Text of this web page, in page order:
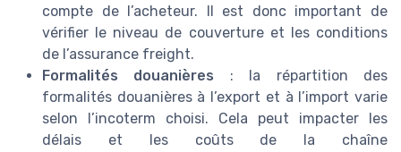
compte de l’acheteur. Il est donc important de
vérifier le niveau de couverture et les conditions
de l’assurance freight.
Formalités douanières : la répartition des
formalités douanières à l’export et à l’import varie
selon l’incoterm choisi. Cela peut impacter les
délais et les coûts de la chaîne